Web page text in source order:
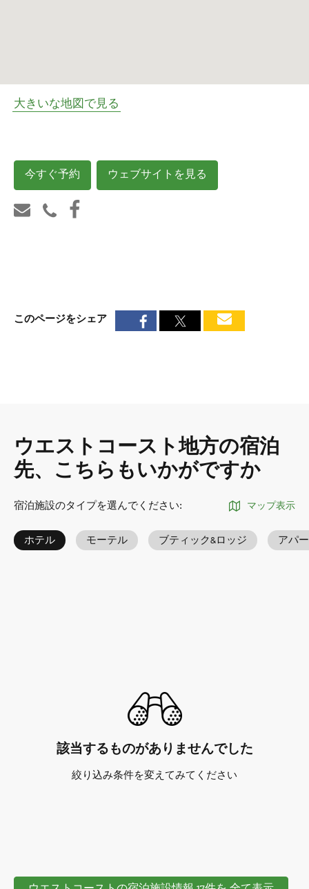
大きいな地図で見る
今すぐ予約 ウェブサイトを見る
このページをシェア
ウエストコースト地方の宿泊
先、こちらもいかがですか
宿泊施設のタイプを選んでください: マップ表示
ホテル モーテル ブティック&ロッジ アパ
該当するものがありませんでした
絞り込み条件を変えてみてください